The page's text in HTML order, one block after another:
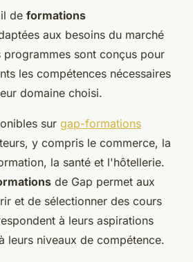
de formations
aux besoins du marché
sont conçus pour
les compétences nécessaires
domaine choisi.
sur gap-formations
y compris le commerce, la
la santé et l'hôtellerie.
de Gap permet aux
et de sélectionner des cours
à leurs aspirations
leurs niveaux de compétence.